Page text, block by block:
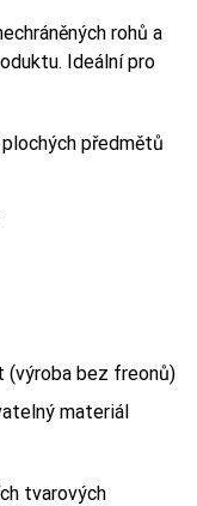
rohů a
Ideální pro
plochých předmětů
(výroba bez freonů)
materiál
tvarových